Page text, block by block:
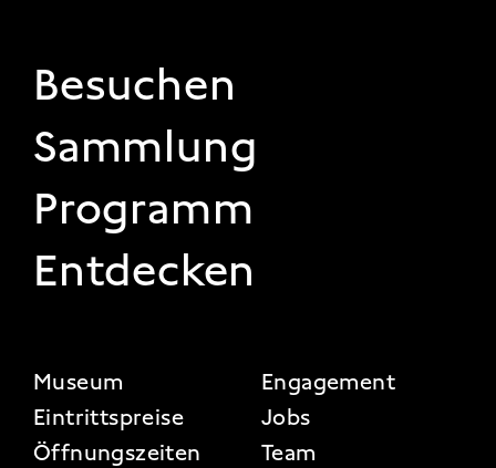
FOOTER 1
Besuchen
Sammlung
Programm
Entdecken
FOOTER 2
Museum
Eintrittspreise
Öffnungszeiten
Engagement
Jobs
Team